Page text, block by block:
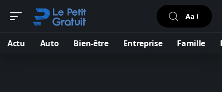
Aa
Actu Auto Bien-être Entreprise Famille